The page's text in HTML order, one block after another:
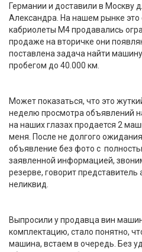
Германии и доставили в Москву
Александра. На нашем рынке это
кабриолеты M4 продавались
продаже на вторичке они
поставлена задача найти
пробегом до 40.000 км.
Может показаться, что это
неделю просмотра объявлений
на наших глазах продается 2
меня. После не долгого
объявление без фото с
заявленной информацией,
резерве, говорит представитель
неликвид.
Выпросили у продавца вин
комплектацию, стало понятно,
машина, встаем в очередь. Без